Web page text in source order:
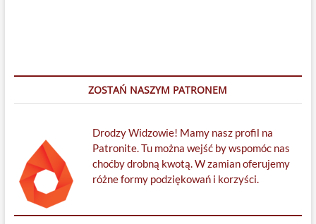
ZOSTAŃ NASZYM PATRONEM
Drodzy Widzowie! Mamy nasz profil na
Patronite. Tu można wejść by wspomóc nas
choćby drobną kwotą. W zamian oferujemy
różne formy podziękowań i korzyści.